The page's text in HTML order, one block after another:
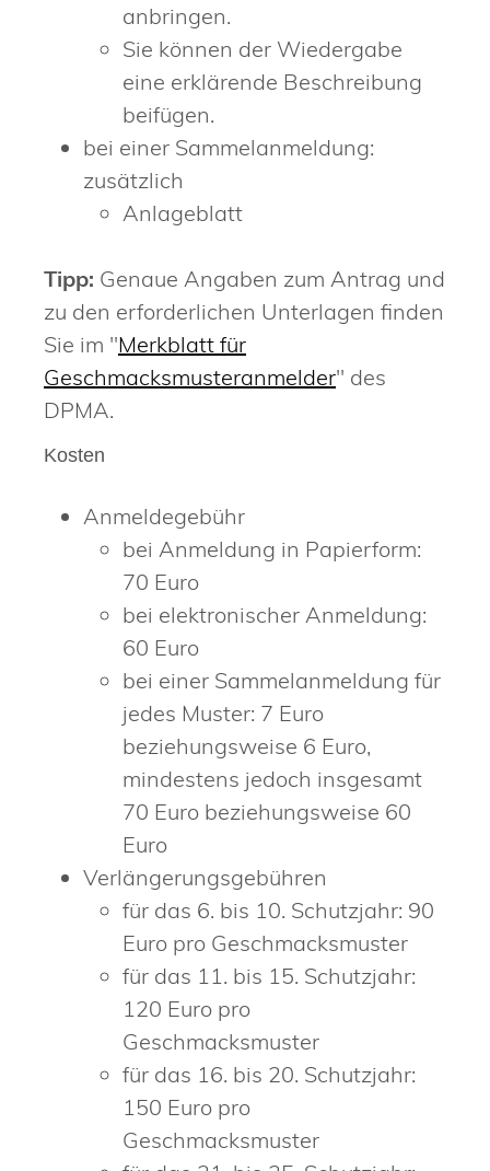
anbringen.
Sie können der Wiedergabe
eine erklärende Beschreibung
beifügen.
bei einer Sammelanmeldung:
zusätzlich
Anlageblatt
Tipp: Genaue Angaben zum Antrag und
zu den erforderlichen Unterlagen finden
Sie im "Merkblatt für
Geschmacksmusteranmelder" des
DPMA.
Kosten
Anmeldegebühr
bei Anmeldung in Papierform:
70 Euro
bei elektronischer Anmeldung:
60 Euro
bei einer Sammelanmeldung für
jedes Muster: 7 Euro
beziehungsweise 6 Euro,
mindestens jedoch insgesamt
70 Euro beziehungsweise 60
Euro
Verlängerungsgebühren
für das 6. bis 10. Schutzjahr: 90
Euro pro Geschmacksmuster
für das 11. bis 15. Schutzjahr:
120 Euro pro
Geschmacksmuster
für das 16. bis 20. Schutzjahr:
150 Euro pro
Geschmacksmuster